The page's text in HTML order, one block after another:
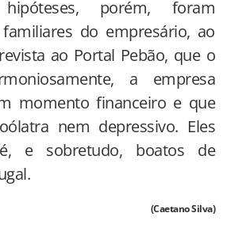
porém, foram
do empresário, ao
ao Portal Pebão, que o
a empresa
momento financeiro e que
nem depressivo. Eles
e sobretudo, boatos de
(Caetano Silva)